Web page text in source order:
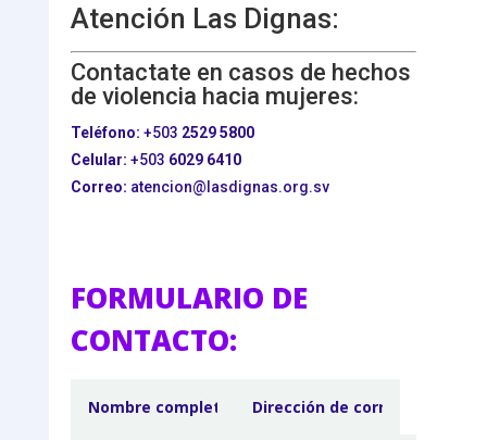
Atención Las Dignas:
Contactate en casos de hechos
de violencia hacia mujeres:
Teléfono: +503 2529 5800
Celular: +503 6029 6410
Correo: atencion@lasdignas.org.sv
FORMULARIO DE
CONTACTO: